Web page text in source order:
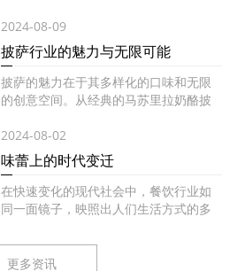
2024-08-09
披萨行业的魅力与无限可能
披萨的魅力在于其多样化的口味和无限
的创意空间。从经典的马苏里拉奶酪披
2024-08-02
味蕾上的时代变迁
在快速变化的现代社会中，餐饮行业如
同一面镜子，映照出人们生活方式的多
更多资讯